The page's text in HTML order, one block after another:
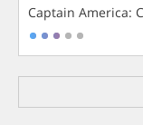
Captain America: